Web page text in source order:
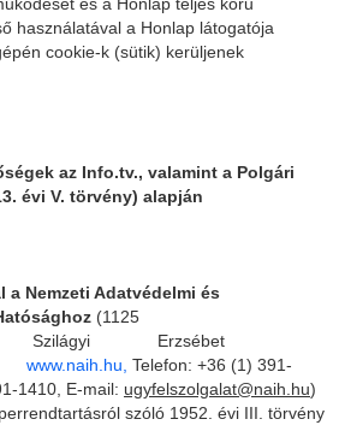
használatával a Honlap látogatója
cookie-k (sütik) kerüljenek
az Info.tv., valamint a Polgári
évi V. törvény) alapján
Nemzeti Adatvédelmi és
(1125
Erzsébet
www.naih.hu, Telefon: +36 (1) 391-
1410, E-mail: ugyfelszolgalat@naih.hu)
szóló 1952. évi III. törvény